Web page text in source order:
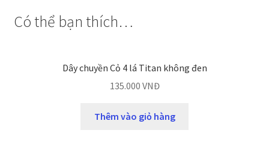
Có thể bạn thích…
Dây chuyền Cỏ 4 lá Titan không đen
135.000 VNĐ
Thêm vào giỏ hàng